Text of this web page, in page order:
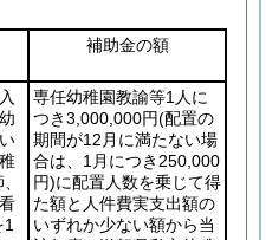
補助金の額
1
専任幼稚園教諭等1人に
つき3,000,000円(配置の
期間が12月に満たない場
合は、1月につき250,000
円)に配置人数を乗じて得
た額と人件費実支出額の
いずれか少ない額から当